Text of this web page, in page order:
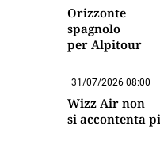
Orizzonte
spagnolo
per Alpitour
31/07/2026 08:00
Wizz Air non
si accontenta